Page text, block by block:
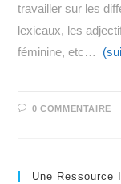
travailler sur les
lexicaux, les
féminine, etc…
0 COMMENTAIRE
Une Ressource